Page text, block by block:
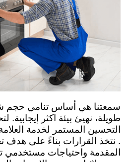
سمعتنا هي أساس تنامي حجم
طويلة، نهيئ بيئة اكثر إيجابية.
التحسين المستمر لخدمة
. نتخذ القرارات بناءً على هدف
المقدمة واحتياجات مستخدمي